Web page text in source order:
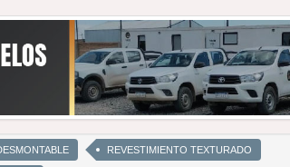
REVESTIMIENTO TEXTURADO